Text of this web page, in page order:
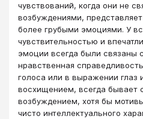
чувствований, когда они не
возбуждениями,
более грубыми эмоциями. У
чувствительностью и
эмоции всегда были связаны
нравственная
голоса или в выражении глаз
восхищением, всегда бывает
возбуждением, хотя бы
чисто интеллектуального